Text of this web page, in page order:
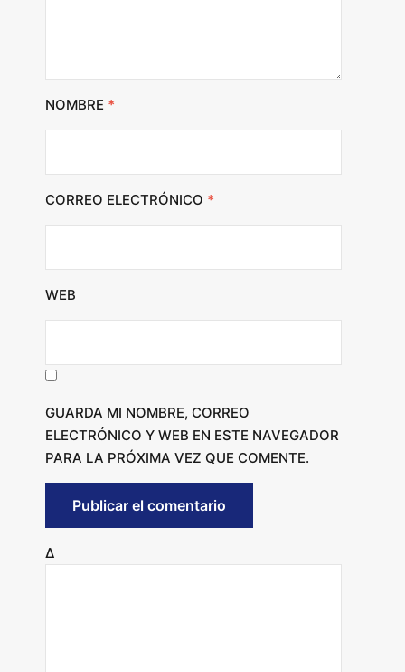
NOMBRE *
CORREO ELECTRÓNICO *
WEB
GUARDA MI NOMBRE, CORREO
ELECTRÓNICO Y WEB EN ESTE NAVEGADOR
PARA LA PRÓXIMA VEZ QUE COMENTE.
Δ